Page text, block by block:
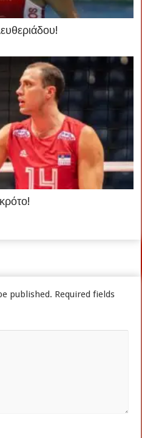
published. Required fields